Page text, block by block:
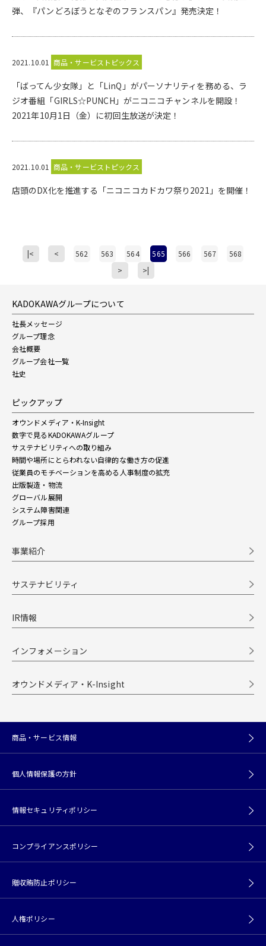
弾、『パンどろぼうとなぞのフランスパン』発売決定！
2021.10.01 商品・サービストピックス
「ばってん少女隊」と「LinQ」がパーソナリティを務める、ラ
ジオ番組「GIRLS☆PUNCH」がニコニコチャンネルを開設！
2021年10月1日（金）に初回生放送が決定！
2021.10.01 商品・サービストピックス
店頭のDX化を推進する「ニコニコカドカワ祭り2021」を開催！
|< < 562 563 564 565 566 567
568
>
>|
KADOKAWAグループについて
社長メッセージ
グループ理念
会社概要
グループ会社一覧
社史
ピックアップ
オウンドメディア・K-Insight
数字で見るKADOKAWAグループ
サステナビリティへの取り組み
時間や場所にとらわれない自律的な働き方の促進
従業員のモチベーションを高める人事制度の拡充
出版製造・物流
グローバル展開
システム障害関連
グループ採用
事業紹介
サステナビリティ
IR情報
インフォメーション
オウンドメディア・K-Insight
商品・サービス情報
個人情報保護の方針
情報セキュリティポリシー
コンプライアンスポリシー
贈収賄防止ポリシー
人権ポリシー